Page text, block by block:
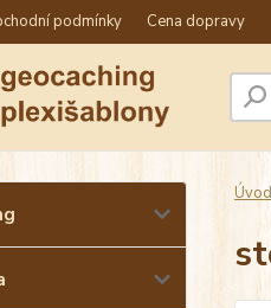
podmínky Cena dopravy
Úvod